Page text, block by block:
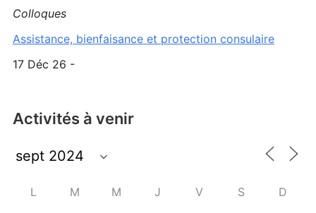
Colloques
Assistance, bienfaisance et protection consulaire
17 Déc 26 -
Activités à venir
L M M J V S D